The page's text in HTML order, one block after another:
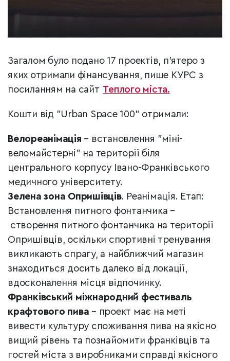
Загалом було подано 17 проектів, п'ятеро з
яких отримали фінансування, пише КУРС з
посиланням на сайт Теплого міста.
Кошти від "Urban Space 100" отримали:
Велореанімація – встановлення "міні-
веломайстерні" на території біля
центрального корпусу Івано-Франківського
медичного університету.
Зелена зона Опришівців. Реанімація. Етап:
Встановлення питного фонтанчика –
створення питного фонтанчика на території
Опришівців, оскільки спортивні тренування
викликають спрагу, а найближчий магазин
знаходиться досить далеко від локації,
вдосконалення місця відпочинку.
Франківський міжнародний фестиваль
крафтового пива – проект має на меті
вивести культуру споживання пива на якісно
вищий рівень та познайомити франківців та
гостей міста з виробниками справді якісного